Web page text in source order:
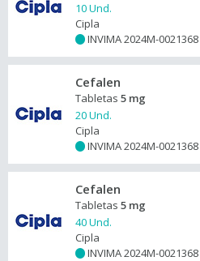
10 Und.
Cipla
INVIMA 2024M-0021368
Cefalen
Tabletas 5 mg
20 Und.
Cipla
INVIMA 2024M-0021368
Cefalen
Tabletas 5 mg
40 Und.
Cipla
INVIMA 2024M-0021368